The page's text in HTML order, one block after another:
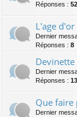
Réponses : 52
L'age
Dernier
Réponses : 8
Dernier
Réponses :
Que faire
Dernier